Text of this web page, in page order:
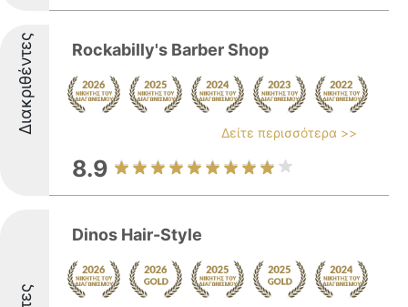
Διακριθέντες Rockabilly's Barber Shop
Δείτε περισσότερα >>
8.9
Dinos Hair-Style